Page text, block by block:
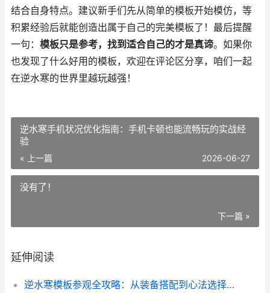
结合自身特点。建议新手们先从简单的模板开始模仿，等
积累经验后就能创造出属于自己的完美模板了！最后提醒
一句： 模板只是参考，找到适合自己的才是真谛。如果你
也发现了什么好用的模板，欢迎在评论区分享，咱们一起
在逆水寒的世界里越玩越强！
逆水寒手机状况优化指南：手机卡顿也能流畅玩的实战经
验
« 上一篇 2026-06-27
没有了！
下一篇 »
延伸阅读
逆水寒模板参观全攻略：从装备搭配到心法选择_这样玩才不掉队_